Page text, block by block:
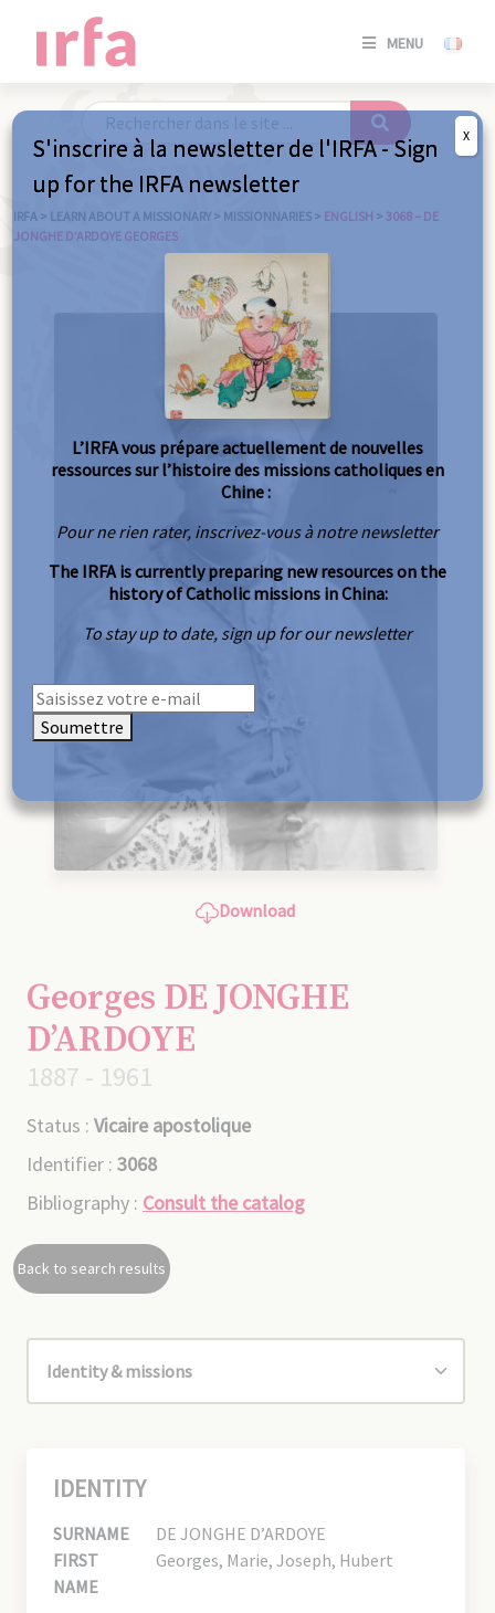
MENU
SE
/
IRFA > LEARN ABOUT A MISSIONARY > MISSIONNARIES > ENGLISH > 3068 – DE
JONGHE D’ARDOYE GEORGES
Download
Georges DE JONGHE
D’ARDOYE
1887 - 1961
Status : Vicaire apostolique
Identifier : 3068
Bibliography : Consult the catalog
Back to search results
IDENTITY
SURNAME
DE JONGHE D’ARDOYE
FIRST
NAME
Georges, Marie, Joseph, Hubert
S'inscrire à la newsletter de l'IRFA - Sign
up for the IRFA newsletter
L’IRFA vous prépare actuellement de nouvelles
ressources sur l’histoire des missions catholiques en
Chine :
Pour ne rien rater, inscrivez-vous à notre newsletter
The IRFA is currently preparing new resources on the
history of Catholic missions in China:
To stay up to date, sign up for our newsletter
Soumettre
X